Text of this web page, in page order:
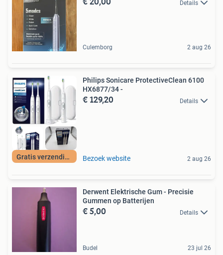
Details
Culemborg 2 aug 26
Gratis verzending
Philips Sonicare ProtectiveClean 6100
HX6877/34 -
€ 129,20 Details
Bezoek website 2 aug 26
Derwent Elektrische Gum - Precisie
Gummen op Batterijen
€ 5,00 Details
Budel 23 jul 26